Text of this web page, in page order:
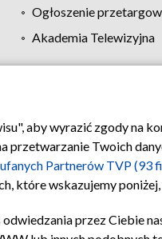
Ogłoszenie
Akademia Telewizyjna
Regulamin TVP
aby wyrazić zgody na
przetwarzanie Twoich
Partnerów TVP (93
które wskazujemy
przez Ciebie